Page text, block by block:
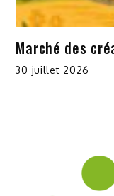
Marché des
30 juillet 2026